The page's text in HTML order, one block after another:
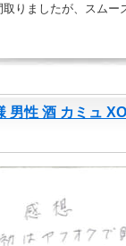
りましたが、スムー
男性 酒 カミュ